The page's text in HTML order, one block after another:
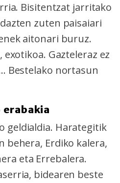
Bisitentzat jarritako
zuten paisaiari
aitonari buruz.
Gazteleraz ez
Bestelako nortasun
erabakia
geldialdia. Harategitik
behera, Erdiko kalera,
eta Errebalera.
bidearen beste